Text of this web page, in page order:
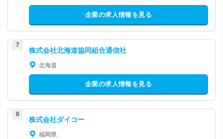
企業の求人情報を見る
株式会社北海道協同組合通信社
北海道
企業の求人情報を見る
株式会社ダイコー
福岡県